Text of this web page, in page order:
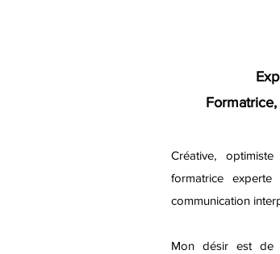
Créative,
formatrice
communication
Mon désir est de